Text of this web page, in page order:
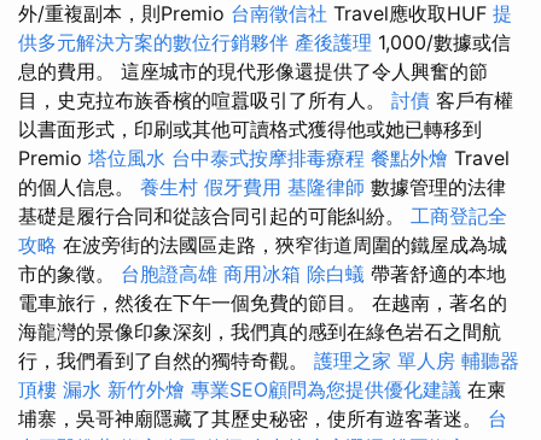
外/重複副本，則Premio 台南徵信社 Travel應收取HUF 提
供多元解決方案的數位行銷夥伴 產後護理 1,000/數據或信
息的費用。 這座城市的現代形像還提供了令人興奮的節
目，史克拉布族香檳的喧囂吸引了所有人。 討債 客戶有權
以書面形式，印刷或其他可讀格式獲得他或她已轉移到
Premio 塔位風水 台中泰式按摩排毒療程 餐點外燴 Travel
的個人信息。 養生村 假牙費用 基隆律師 數據管理的法律
基礎是履行合同和從該合同引起的可能糾紛。 工商登記全
攻略 在波旁街的法國區走路，狹窄街道周圍的鐵屋成為城
市的象徵。 台胞證高雄 商用冰箱 除白蟻 帶著舒適的本地
電車旅行，然後在下午一個免費的節目。 在越南，著名的
海龍灣的景像印象深刻，我們真的感到在綠色岩石之間航
行，我們看到了自然的獨特奇觀。 護理之家 單人房 輔聽器
頂樓 漏水 新竹外燴 專業SEO顧問為您提供優化建議 在柬
埔寨，吳哥神廟隱藏了其歷史秘密，使所有遊客著迷。 台